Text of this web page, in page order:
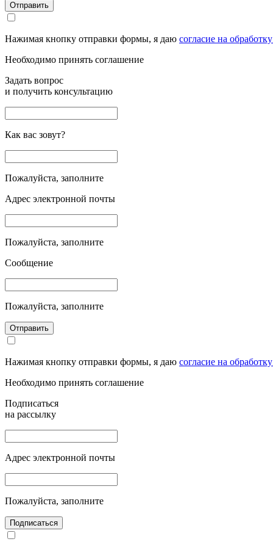
Отправить
Нажимая кнопку отправки формы, я даю согласие на
Необходимо принять соглашение
Задать вопрос
и получить консультацию
Как вас зовут?
Пожалуйста, заполните
Адрес электронной почты
Пожалуйста, заполните
Сообщение
Пожалуйста, заполните
Отправить
Нажимая кнопку отправки формы, я даю согласие на
Необходимо принять соглашение
Подписаться
на рассылку
Адрес электронной почты
Пожалуйста, заполните
Подписаться